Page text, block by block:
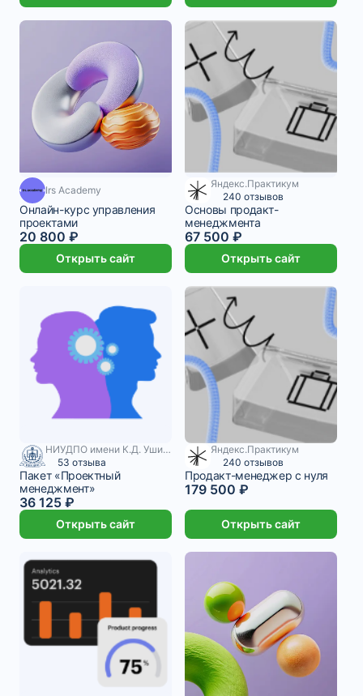
Irs Academy
Онлайн-курс управления
проектами
20 800 ₽
Открыть сайт
2 755 ₽/мес
Яндекс.Практикум
240 отзывов
Основы продакт-
менеджмента
67 500 ₽
Открыть сайт
НИУДПО имени К.Д. Ушинского
53 отзыва
Пакет «Проектный
менеджмент»
36 125 ₽
Открыть сайт
7 328 ₽/мес
Яндекс.Практикум
240 отзывов
Продакт-менеджер с нуля
179 500 ₽
Открыть сайт